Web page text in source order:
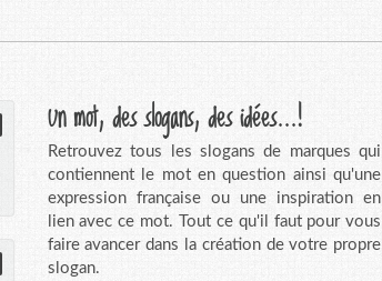
Un mot, des slogans, des idées...!
Retrouvez tous les slogans de marques qui
contiennent le mot en question ainsi qu'une
expression française ou une inspiration en
lien avec ce mot. Tout ce qu'il faut pour vous
faire avancer dans la création de votre propre
slogan.